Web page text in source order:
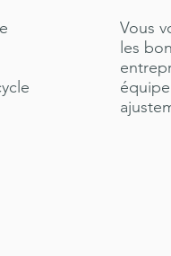
Vous
les